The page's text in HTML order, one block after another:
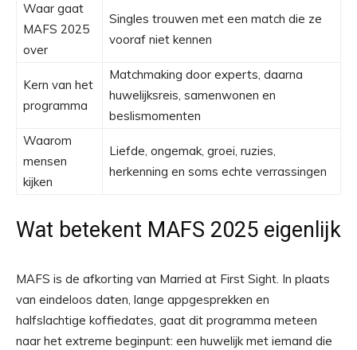
Waar gaat
MAFS 2025
over
Singles trouwen met een match die ze
vooraf niet kennen
Kern van het
programma
Matchmaking door experts, daarna
huwelijksreis, samenwonen en
beslismomenten
Waarom
mensen
kijken
Liefde, ongemak, groei, ruzies,
herkenning en soms echte verrassingen
Wat betekent MAFS 2025 eigenlijk
MAFS is de afkorting van Married at First Sight. In plaats
van eindeloos daten, lange appgesprekken en
halfslachtige koffiedates, gaat dit programma meteen
naar het extreme beginpunt: een huwelijk met iemand die